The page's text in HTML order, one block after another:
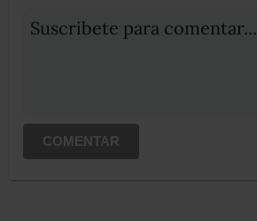
Suscribete para comentar...
COMENTAR